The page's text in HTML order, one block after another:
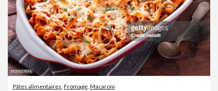
Pâtes alimentaires, Fromage, Macaroni